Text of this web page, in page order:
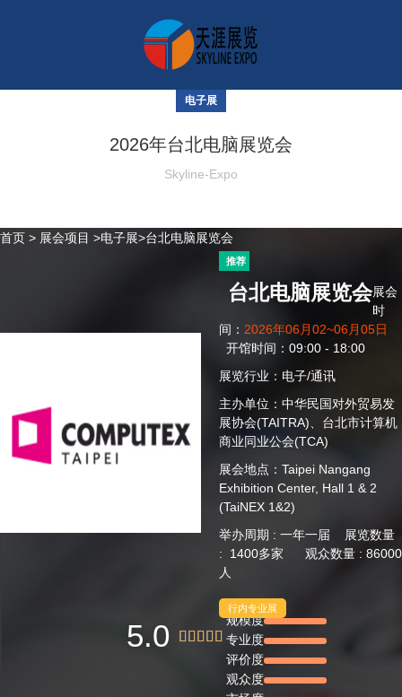
电子展
2026年台北电脑展览会
Skyline-Expo
首页 > 展会项目 >电子展>台北电脑展览会
推荐
台北电脑展览会展会
时
间： 2026年06月02~06月05日
开馆时间：09:00 - 18:00
展览行业：电子/通讯
主办单位：中华民国对外贸易发
展协会(TAITRA)、台北市计算机
商业同业公会(TCA)
展会地点：Taipei Nangang
Exhibition Center, Hall 1 & 2
(TaiNEX 1&2)
举办周期 : 一年一届 展览数量
: 1400多家 观众数量 : 86000
人
行内专业展
5.0     
规模度
专业度
评价度
观众度